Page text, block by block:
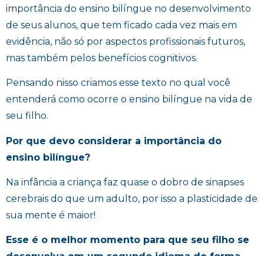
importância do ensino bilíngue no desenvolvimento
de seus alunos, que tem ficado cada vez mais em
evidência, não só por aspectos profissionais futuros,
mas também pelos benefícios cognitivos.
Pensando nisso criamos esse texto no qual você
entenderá como ocorre o ensino bilíngue na vida de
seu filho.
Por que devo considerar a importância do
ensino bilíngue?
Na infância a criança faz quase o dobro de sinapses
cerebrais do que um adulto, por isso a plasticidade de
sua mente é maior!
Esse é o melhor momento para que seu filho se